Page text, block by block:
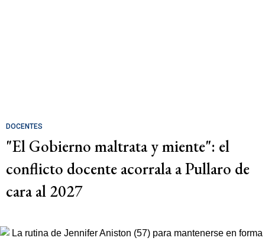
DOCENTES
"El Gobierno maltrata y miente": el
conflicto docente acorrala a Pullaro de
cara al 2027